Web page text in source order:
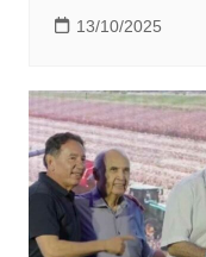
13/10/2025